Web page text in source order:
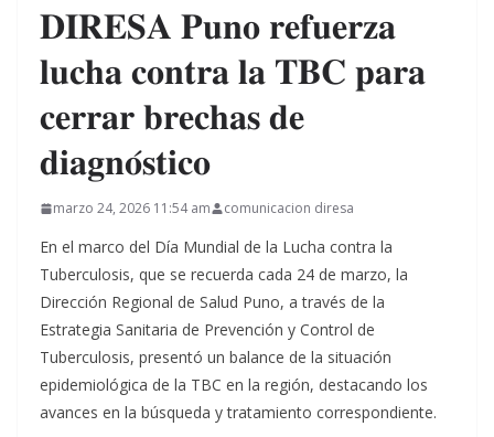
𝐃𝐈𝐑𝐄𝐒𝐀 𝐏𝐮𝐧𝐨 𝐫𝐞𝐟𝐮𝐞𝐫𝐳𝐚
𝐥𝐮𝐜𝐡𝐚 𝐜𝐨𝐧𝐭𝐫𝐚 𝐥𝐚 𝐓𝐁𝐂 𝐩𝐚𝐫𝐚
𝐜𝐞𝐫𝐫𝐚𝐫 𝐛𝐫𝐞𝐜𝐡𝐚𝐬 𝐝𝐞
𝐝𝐢𝐚𝐠𝐧𝐨́𝐬𝐭𝐢𝐜𝐨
marzo 24, 2026 11:54 am comunicacion diresa
En el marco del Día Mundial de la Lucha contra la
Tuberculosis, que se recuerda cada 24 de marzo, la
Dirección Regional de Salud Puno, a través de la
Estrategia Sanitaria de Prevención y Control de
Tuberculosis, presentó un balance de la situación
epidemiológica de la TBC en la región, destacando los
avances en la búsqueda y tratamiento correspondiente.